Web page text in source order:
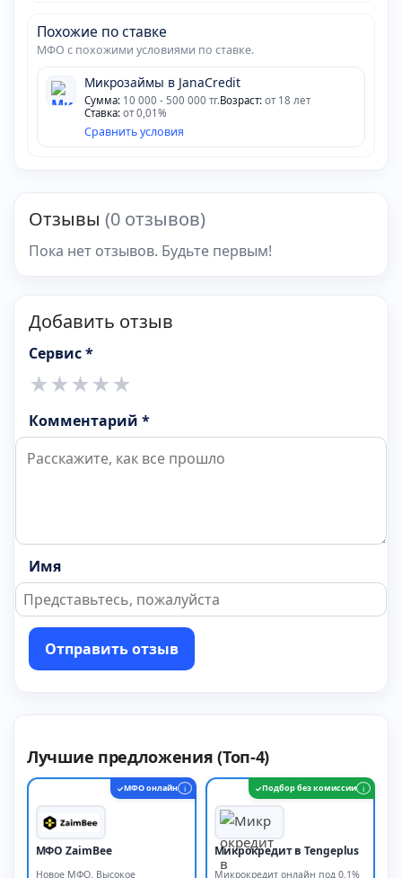
Похожие по ставке
МФО с похожими условиями по ставке.
Микрозаймы в JanaCredit
Сумма: 10 000 - 500 000 тг.Возраст: от 18 лет
Ставка: от 0,01%
Сравнить условия
Отзывы (0 отзывов)
Пока нет отзывов. Будьте первым!
Добавить отзыв
Сервис *
★ ★ ★ ★ ★
Комментарий *
Имя
Отправить отзыв
Лучшие предложения (Топ-4)
✓МФО онлайн i
МФО ZaimBee
Новое МФО. Высокое
✓Подбор без комиссии i
Микрокредит в Tengeplus
Микрокредит онлайн под 0.1%